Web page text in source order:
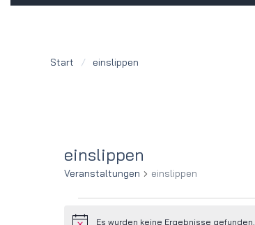
Start einslippen
einslippen
Veranstaltungen einslippen
Veranstaltungen
Es wurden keine Ergebnisse gefunden.